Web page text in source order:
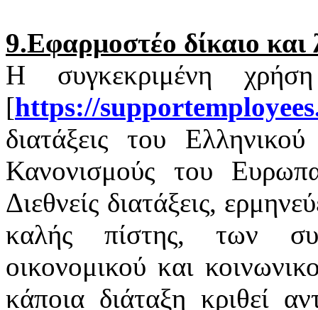
9.Εφαρμοστέο δίκαιο και
Η συγκεκριμένη
[https://supportemployees
διατάξεις του
Κανονισμούς του
Διεθνείς διατάξεις,
καλής πίστης, των
οικονομικού και
κάποια διάταξη κριθεί